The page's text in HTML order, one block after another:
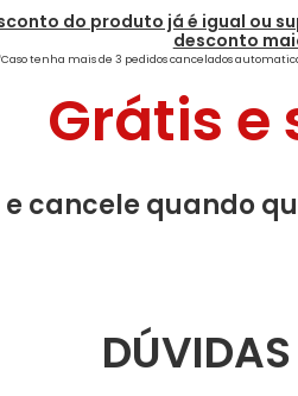
do produto já é igual ou
desconto
tenha mais de 3 pedidos cancelados
Grátis e
e cancele quando
DÚVIDAS